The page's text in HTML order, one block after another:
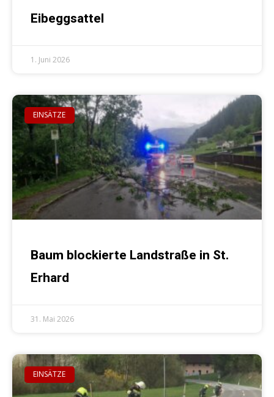
Eibeggsattel
1. Juni 2026
EINSÄTZE
Baum blockierte Landstraße in St.
Erhard
31. Mai 2026
EINSÄTZE